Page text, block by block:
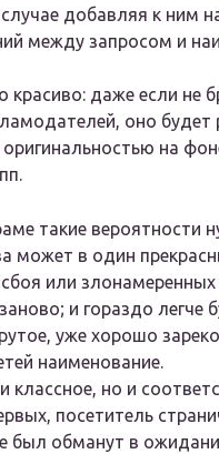
добавляя к ним
между запросом и
даже если не
оно будет
на
такие вероятности
может в один
или
и гораздо легче
уже хорошо
наименование.
классное, но и
посетитель
был обманут в